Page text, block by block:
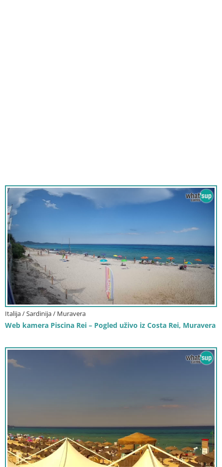
Italija / Sardinija / Muravera
Web kamera Piscina Rei – Pogled uživo iz Costa Rei, Muravera